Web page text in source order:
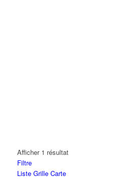
Afficher 1 résultat
Filtre
Liste Grille Carte